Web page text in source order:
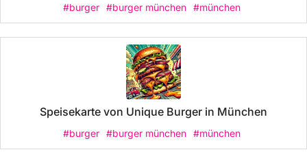
#burger #burger münchen #münchen
Speisekarte von Unique Burger in München
#burger #burger münchen #münchen